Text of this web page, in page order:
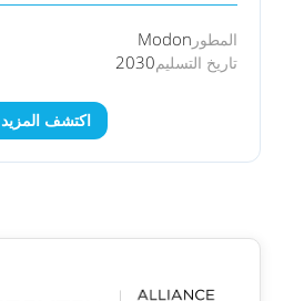
المطور Modon
تاريخ التسليم2030
اكتشف المزيد